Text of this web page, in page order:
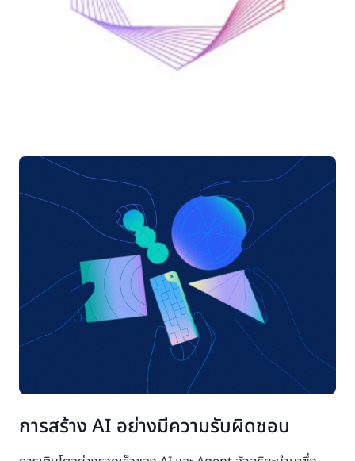
การสร้าง AI อย่างมีความรับผิดชอบ